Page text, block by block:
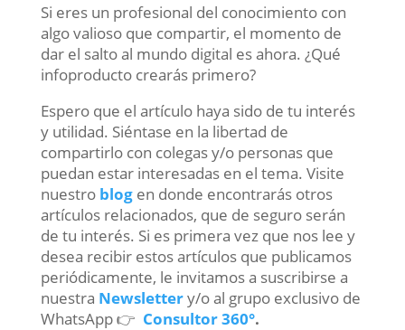
Si eres un profesional del conocimiento con
algo valioso que compartir, el momento de
dar el salto al mundo digital es ahora. ¿Qué
infoproducto crearás primero?
Espero que el artículo haya sido de tu interés
y utilidad. Siéntase en la libertad de
compartirlo con colegas y/o personas que
puedan estar interesadas en el tema. Visite
nuestro blogen donde encontrarás otros
artículos relacionados, que de seguro serán
de tu interés. Si es primera vez que nos lee y
desea recibir estos artículos que publicamos
periódicamente, le invitamos a suscribirse a
nuestra Newslettery/o al grupo exclusivo de
WhatsApp 👉 Consultor 360°.